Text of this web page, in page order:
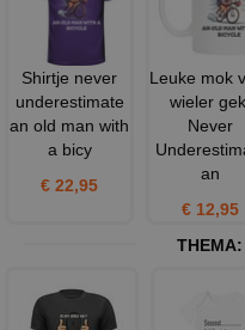
Shirtje never
underestimate
an old man with
a bicy
€ 22,95
Leuke mok
wieler
Never
an
€ 12,95
THEMA: